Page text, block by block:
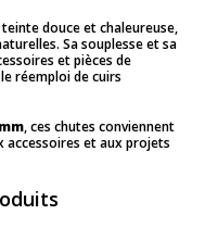
douce et chaleureuse,
Sa souplesse et sa
et pièces de
réemploi de cuirs
, ces chutes conviennent
et aux projets